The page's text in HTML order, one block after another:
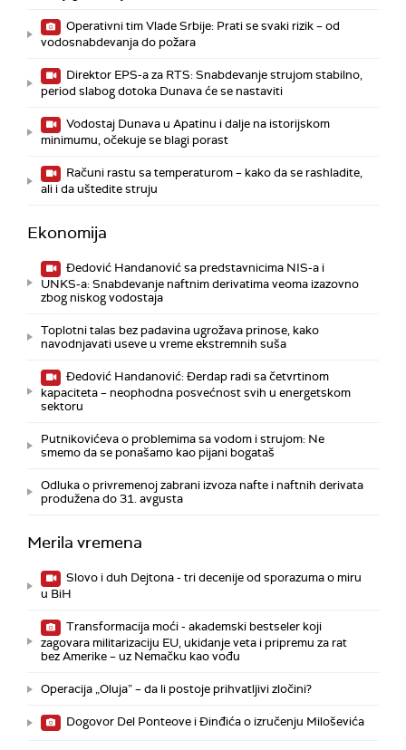
Operativni tim Vlade Srbije: Prati se svaki rizik – od
vodosnabdevanja do požara
Direktor EPS-a za RTS: Snabdevanje strujom stabilno,
period slabog dotoka Dunava će se nastaviti
Vodostaj Dunava u Apatinu i dalje na istorijskom
minimumu, očekuje se blagi porast
Računi rastu sa temperaturom – kako da se rashladite,
ali i da uštedite struju
Ekonomija
Đedović Handanović sa predstavnicima NIS-a i
UNKS-a: Snabdevanje naftnim derivatima veoma izazovno
zbog niskog vodostaja
Toplotni talas bez padavina ugrožava prinose, kako
navodnjavati useve u vreme ekstremnih suša
Đedović Handanović: Đerdap radi sa četvrtinom
kapaciteta – neophodna posvećnost svih u energetskom
sektoru
Putnikovićeva o problemima sa vodom i strujom: Ne
smemo da se ponašamo kao pijani bogataš
Odluka o privremenoj zabrani izvoza nafte i naftnih derivata
produžena do 31. avgusta
Merila vremena
Slovo i duh Dejtona - tri decenije od sporazuma o miru
u BiH
Transformacija moći - akademski bestseler koji
zagovara militarizaciju EU, ukidanje veta i pripremu za rat
bez Amerike – uz Nemačku kao vođu
Operacija „Oluja” – da li postoje prihvatljivi zločini?
Dogovor Del Ponteove i Đinđića o izručenju Miloševića